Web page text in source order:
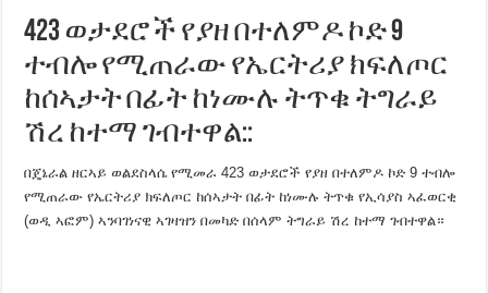
423 ወታደሮች የያዘ በተለምዶ ኮድ 9
ተብሎ የሚጠራው የኤርትሪያ ክፍለጦር
ከሰኣታት በፊት ከነሙሉ ትጥቁ ትግራይ
ሽረ ከተማ ገብተዋል::
በጄኔራል ዘርኣይ ወልደስላሴ የሚመራ 423 ወታደሮች የያዘ በተለምዶ ኮድ 9 ተብሎ
የሚጠራው የኤርትሪያ ክፍለጦር ከሰኣታት በፊት ከነሙሉ ትጥቁ የኢሳያስ ኣፈወርቂ
(ወዲ ኣፎም) ኣንባገነናዊ ኣገዛዝን በመካድ በሰላም ትግራይ ሽረ ከተማ ገብተዋል።